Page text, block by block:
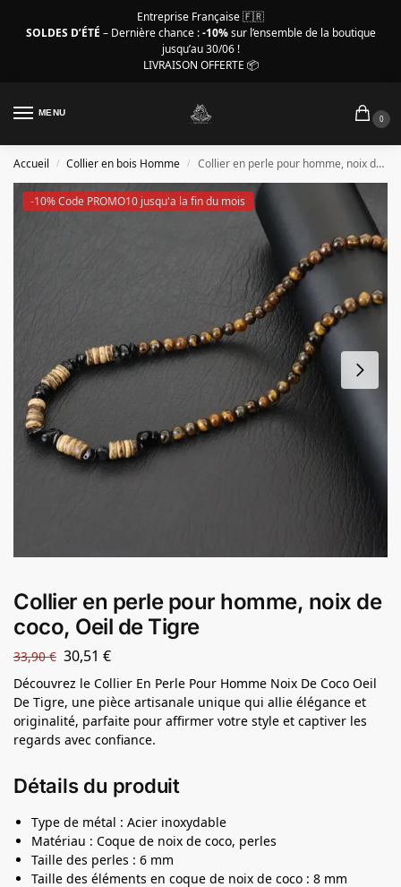
Entreprise Française 🇫🇷
SOLDES D’ÉTÉ – Dernière chance :-10%sur l’ensemble de la boutique
jusqu’au 30/06 !
LIVRAISON OFFERTE 📦
MENU
0
Accueil / Collier en bois Homme / Collier en perle pour homme, noix de coco, Oeil de Tigre
-10% Code PROMO10 jusqu'a la fin du mois
Collier en perle pour homme, noix de
coco, Oeil de Tigre
33,90€ 30,51 €
Découvrez le Collier En Perle Pour Homme Noix De Coco Oeil
De Tigre, une pièce artisanale unique qui allie élégance et
originalité, parfaite pour affirmer votre style et captiver les
regards avec confiance.
Détails du produit
Type de métal : Acier inoxydable
Matériau : Coque de noix de coco, perles
Taille des perles : 6 mm
Taille des éléments en coque de noix de coco : 8 mm